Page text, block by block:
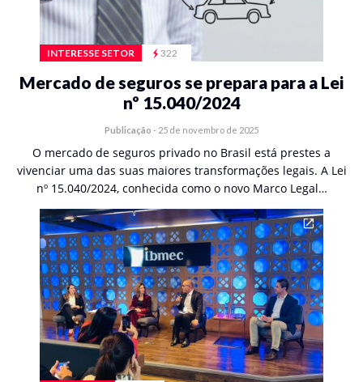
INTERESSE SETOR 322
Mercado de seguros se prepara para a Lei
nº 15.040/2024
Publicação - 25 de novembro de 2025
O mercado de seguros privado no Brasil está prestes a
vivenciar uma das suas maiores transformações legais. A Lei
nº 15.040/2024, conhecida como o novo Marco Legal…